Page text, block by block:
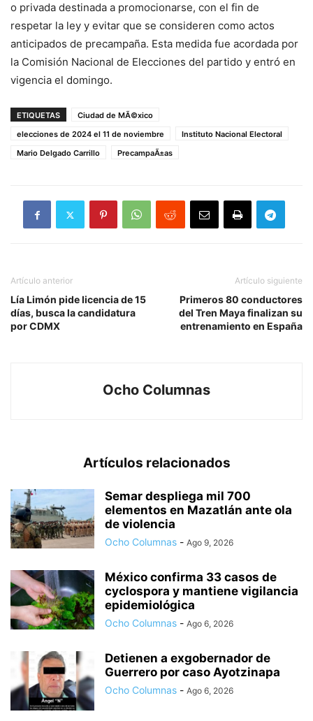
o privada destinada a promocionarse, con el fin de
respetar la ley y evitar que se consideren como actos
anticipados de precampaña. Esta medida fue acordada por
la Comisión Nacional de Elecciones del partido y entró en
vigencia el domingo.
ETIQUETAS
Ciudad de MÃ©xico
elecciones de 2024 el 11 de noviembre
Instituto Nacional Electoral
Mario Delgado Carrillo
PrecampaÃ±as
Artículo anterior
Lía Limón pide licencia de 15
días, busca la candidatura
por CDMX
Artículo siguiente
Primeros 80 conductores
del Tren Maya finalizan su
entrenamiento en España
Ocho Columnas
Artículos relacionados
Semar despliega mil 700
elementos en Mazatlán ante ola
de violencia
Ocho Columnas - Ago 9, 2026
México confirma 33 casos de
cyclospora y mantiene vigilancia
epidemiológica
Ocho Columnas - Ago 6, 2026
Detienen a exgobernador de
Guerrero por caso Ayotzinapa
Ocho Columnas - Ago 6, 2026